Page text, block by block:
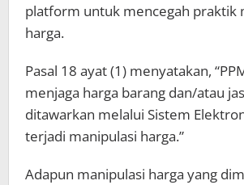
platform untuk mencegah praktik
harga.
Pasal 18 ayat (1) menyatakan,
menjaga harga barang dan/atau
ditawarkan melalui Sistem
terjadi manipulasi harga.”
Adapun manipulasi harga yang